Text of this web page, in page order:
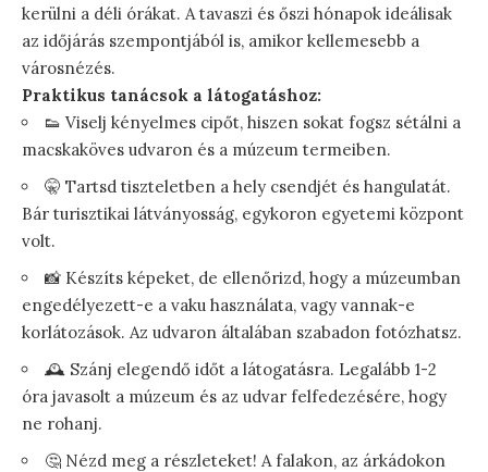
kerülni a déli órákat. A tavaszi és őszi hónapok ideálisak
az időjárás szempontjából is, amikor kellemesebb a
városnézés.
Praktikus tanácsok a látogatáshoz:
👟 Viselj kényelmes cipőt, hiszen sokat fogsz sétálni a
macskaköves udvaron és a múzeum termeiben.
🤫 Tartsd tiszteletben a hely csendjét és hangulatát.
Bár turisztikai látványosság, egykoron egyetemi központ
volt.
📸 Készíts képeket, de ellenőrizd, hogy a múzeumban
engedélyezett-e a vaku használata, vagy vannak-e
korlátozások. Az udvaron általában szabadon fotózhatsz.
🕰️ Szánj elegendő időt a látogatásra. Legalább 1-2
óra javasolt a múzeum és az udvar felfedezésére, hogy
ne rohanj.
🤔 Nézd meg a részleteket! A falakon, az árkádokon